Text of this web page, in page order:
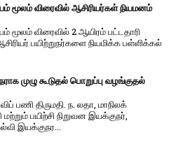
மூலம் விரைவில் ஆசிரியர்கள் நியமனம்
மூலம் விரை​வில் 2 ஆயிரம் பட்​ட​தாரி
பயிற்றுநர்​களை நியமிக்க பள்​ளிக்​கல்​
முழு கூடுதல் பொறுப்பு வழங்குதல்
பணி திருமதி. ந. லதா, மாநிலக்
பயிற்சி நிறுவன இயக்குநர்,
இயக்குநர...